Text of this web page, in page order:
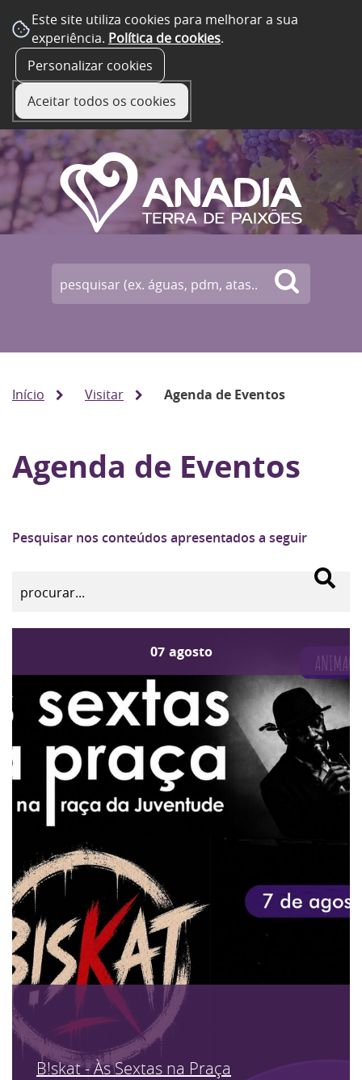
Este site utiliza cookies para melhorar a sua
experiência. Política de cookies.
Personalizar cookies
Aceitar todos os cookies
Início Visitar Agenda de Eventos
Agenda de Eventos
Pesquisar nos conteúdos apresentados a seguir
07 agosto
B!skat - Às Sextas na Praça